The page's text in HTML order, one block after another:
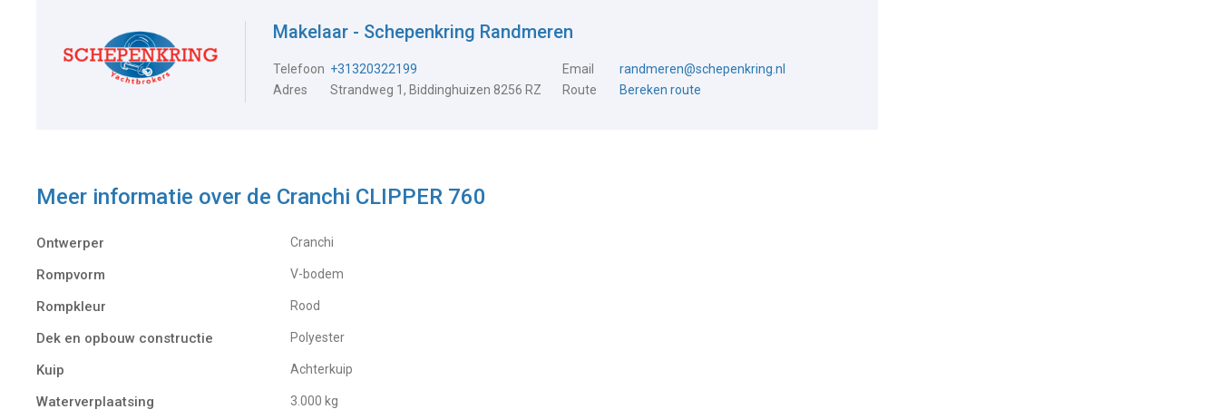
Makelaar - Schepenkring Randmeren
Telefoon +31320322199 Email
randmeren@schepenkring.nl
Adres
Strandweg 1, Biddinghuizen 8256 RZ Route Bereken route
Meer informatie over de Cranchi CLIPPER 760
Ontwerper Cranchi
Rompvorm V-bodem
Rompkleur Rood
Dek en opbouw constructie Polyester
Kuip Achterkuip
Waterverplaatsing 3.000 kg